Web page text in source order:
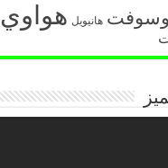
هانيويل هواوي